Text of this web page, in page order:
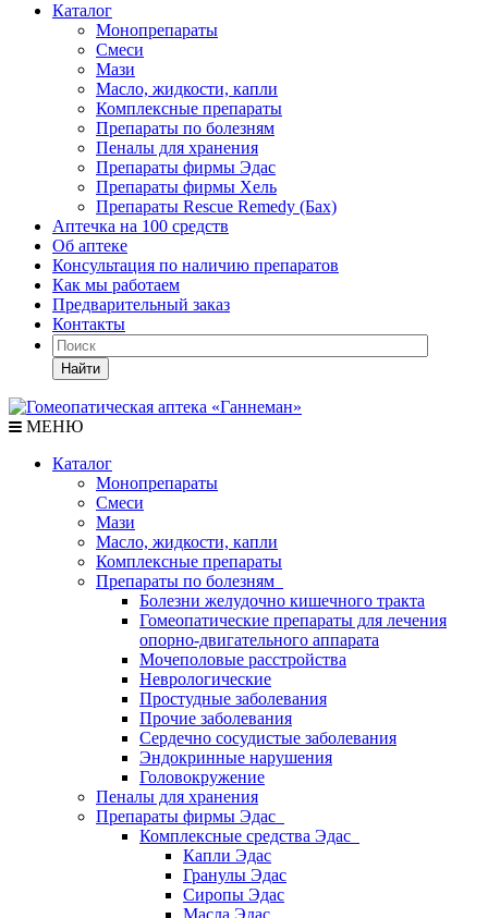
Каталог
Монопрепараты
Смеси
Мази
Масло, жидкости, капли
Комплексные препараты
Препараты по болезням
Пеналы для хранения
Препараты фирмы Эдас
Препараты фирмы Хель
Препараты Rescue Remedy (Бах)
Аптечка на 100 средств
Об аптеке
Консультация по наличию препаратов
Как мы работаем
Предварительный заказ
Контакты
Найти
МЕНЮ
Каталог
Монопрепараты
Смеси
Мази
Масло, жидкости, капли
Комплексные препараты
Препараты по болезням
Болезни желудочно кишечного тракта
Гомеопатические препараты для лечения
опорно-двигательного аппарата
Мочеполовые расстройства
Неврологические
Простудные заболевания
Прочие заболевания
Сердечно сосудистые заболевания
Эндокринные нарушения
Головокружение
Пеналы для хранения
Препараты фирмы Эдас
Комплексные средства Эдас
Капли Эдас
Гранулы Эдас
Сиропы Эдас
Масла Эдас